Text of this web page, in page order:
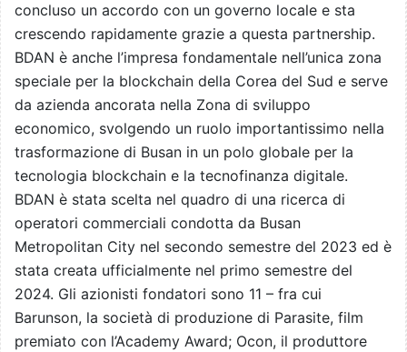
concluso un accordo con un governo locale e sta
crescendo rapidamente grazie a questa partnership.
BDAN è anche l’impresa fondamentale nell’unica zona
speciale per la blockchain della Corea del Sud e serve
da azienda ancorata nella Zona di sviluppo
economico, svolgendo un ruolo importantissimo nella
trasformazione di Busan in un polo globale per la
tecnologia blockchain e la tecnofinanza digitale.
BDAN è stata scelta nel quadro di una ricerca di
operatori commerciali condotta da Busan
Metropolitan City nel secondo semestre del 2023 ed è
stata creata ufficialmente nel primo semestre del
2024. Gli azionisti fondatori sono 11 – fra cui
Barunson, la società di produzione di Parasite, film
premiato con l’Academy Award; Ocon, il produttore